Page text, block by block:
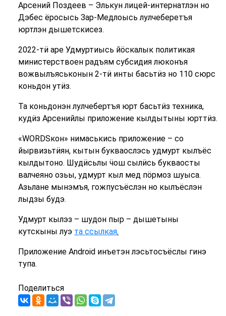
Арсений Поздеев – Элькун лицей-интернатлэн но
Дэбес ёросысь Зар-Медлоысь лулчеберетъя
юртлэн дышетскисез.
2022-тӥ аре Удмуртиысь йӧскалык политикая
министерствоен радъям субсидия люконъя
вожвылъяськонын 2-тӥ инты басьтӥз но 110 сюрс
коньдон утӥз.
Та коньдонэн лулчебертъя юрт басьтӥз техника,
кудӥз Арсенийлы приложение кылдытыны юрттӥз.
«WORDSкон» нимаськись приложение – со
йырвизьтӥян, кытын букваослэсь удмурт кылъёс
кылдытоно. Шудӥсьлы ӵош сылӥсь букваосты
валчеяно озьы, удмурт кыл мед пӧрмоз шуыса.
Азьлане мынэмъя, гожпусъёслэн но кылъёслэн
лыдзы будэ.
Удмурт кылэз – шудон пыр – дышетыны
кутскыны луэ та ссылкая.
Приложение Android инъетэн лэсьтосъёслы гинэ
тупа.
Поделиться